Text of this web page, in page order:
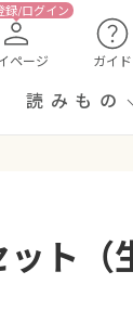
ページ ガイド
読みもの
ト（